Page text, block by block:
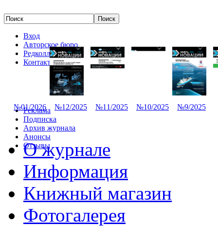
Вход
Авторское бюро
Редколлегия
Контакты
№01/2026 №12/2025 №11/2025 №10/2025 №9/2025
Реклама
Подписка
Архив журнала
Анонсы
Отзывы
О журнале
Информация
Книжный магазин
Фотогалерея